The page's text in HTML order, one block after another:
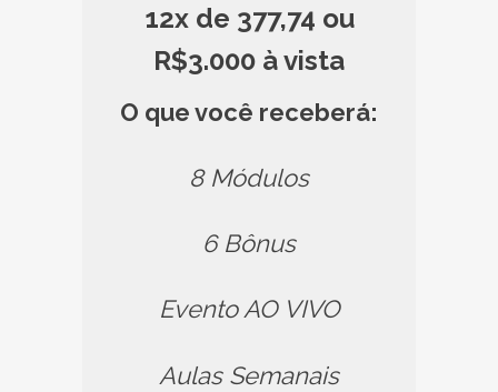
12x de 377,74 ou
R$3.000 à vista
O que você receberá:
8 Módulos
6 Bônus
Evento AO VIVO
Aulas Semanais